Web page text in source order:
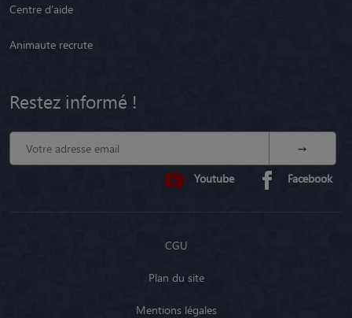
Centre d'aide
Animaute recrute
Restez informé !
Youtube Facebook
CGU
Plan du site
Mentions légales